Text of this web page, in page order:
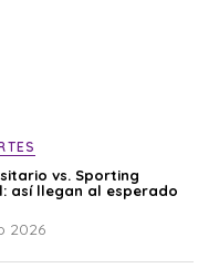
vs. Sporting
así llegan al esperado
2026